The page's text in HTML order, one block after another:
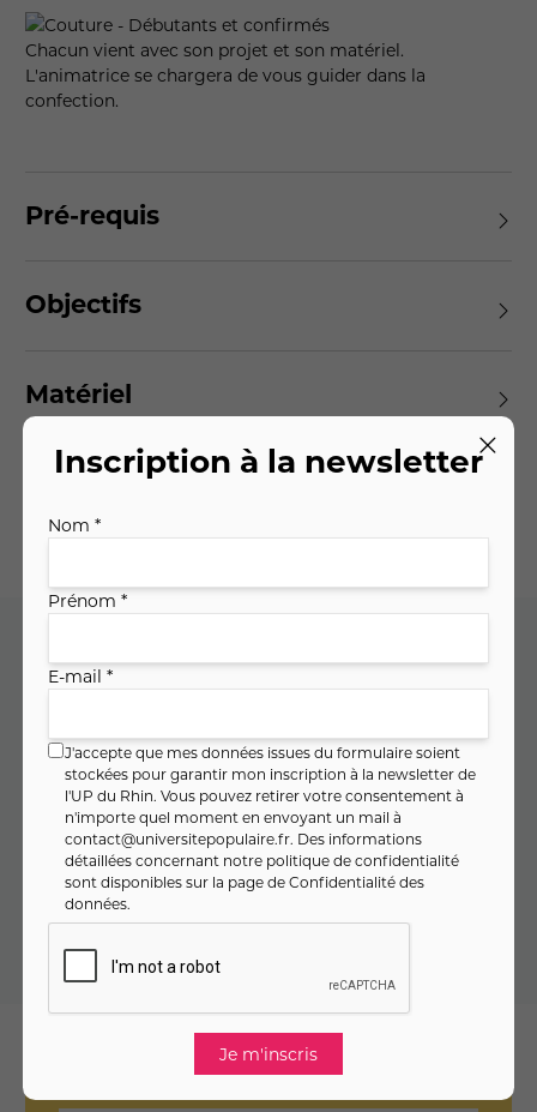
Chacun vient avec son projet et son matériel.
L'animatrice se chargera de vous guider dans la
confection.
Pré-requis
Objectifs
Matériel
Planning des séances
Code cours : 10CE0931
Je réserve ma séance d'essai
Inscrivez-vous en toute sérénité : en cas d’annulation du
cours, vous êtes remboursé·e à 100 % (voir CGV).
La cotisation sera éventuellement ajoutée au montant de
l'activité une fois que vous vous serez connecté à votre
Nos suggestions
Inscription à la newsletter
Nom *
Prénom *
E-mail *
J'accepte que mes données issues du formulaire soient
stockées pour garantir mon inscription à la newsletter de
l'UP du Rhin. Vous pouvez retirer votre consentement à
n'importe quel moment en envoyant un mail à
contact@universitepopulaire.fr. Des informations
détaillées concernant notre politique de confidentialité
sont disponibles sur la page deConfidentialité des
données.